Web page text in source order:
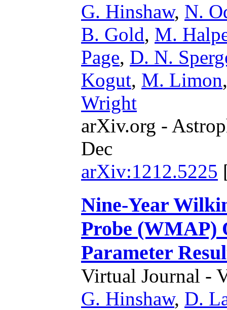
G. Hinshaw, N.
B. Gold, M.
Page, D. N.
Kogut, M. Limon
Wright
arXiv.org -
Dec
arXiv:1212.5225
Nine-Year
Probe (WMAP)
Parameter
Virtual Journal -
G. Hinshaw, D.